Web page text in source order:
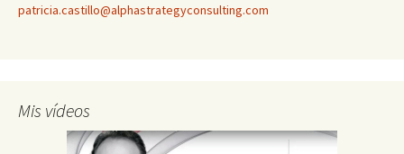
patricia.castillo@alphastrategyconsulting.com
Mis vídeos